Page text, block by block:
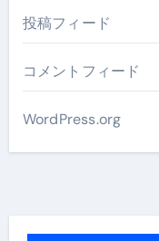
投稿フィード
コメントフィード
WordPress.org